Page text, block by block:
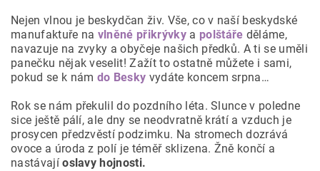
Nejen vlnou je beskydčan živ. Vše, co v naší beskydské
manufaktuře na vlněné přikrývkya polštáře děláme,
navazuje na zvyky a obyčeje našich předků. A ti se uměli
panečku nějak veselit! Zažít to ostatně můžete i sami,
pokud se k nám do Besky vydáte koncem srpna…
Rok se nám překulil do pozdního léta. Slunce v poledne
sice ještě pálí, ale dny se neodvratně krátí a vzduch je
prosycen předzvěstí podzimku. Na stromech dozrává
ovoce a úroda z polí je téměř sklizena. Žně končí a
nastávajíoslavy hojnosti.